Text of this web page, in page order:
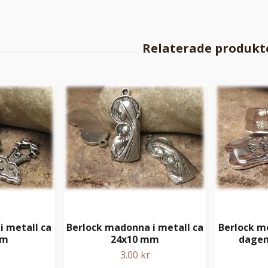
metall ca
Berlock madonna i metall ca
24x10 mm
3.00 kr
Berlock